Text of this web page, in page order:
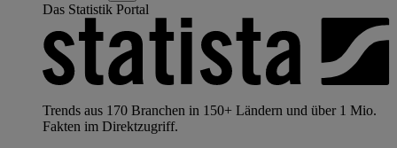
Das Statistik Portal
Trends aus 170 Branchen in 150+ Ländern und über 1 Mio.
Fakten im Direktzugriff.